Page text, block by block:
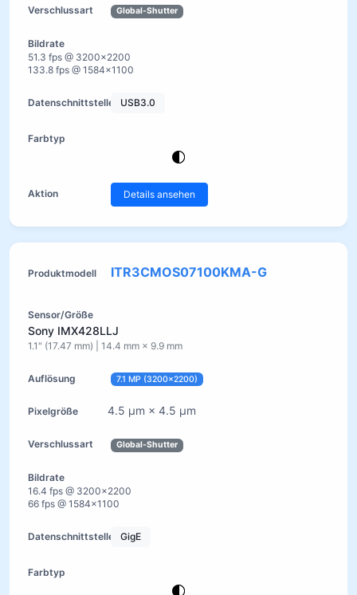
Global-Shutter
51.3 fps @ 3200×2200
133.8 fps @ 1584×1100
USB3.0
Details ansehen
ITR3CMOS07100KMA-G
Sony IMX428LLJ
1.1" (17.47 mm) | 14.4 mm × 9.9 mm
7.1 MP (3200×2200)
4.5 µm × 4.5 µm
Global-Shutter
16.4 fps @ 3200×2200
66 fps @ 1584×1100
GigE